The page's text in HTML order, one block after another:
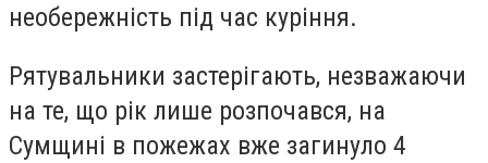
необережність під час куріння.
Рятувальники застерігають, незважаючи
на те, що рік лише розпочався, на
Сумщині в пожежах вже загинуло 4